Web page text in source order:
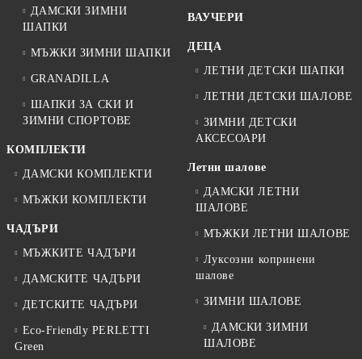
ДАМСКИ ЗИМНИ
ШАПКИ
МЪЖКИ ЗИМНИ ШАПКИ
GRANADILLA
ШАПКИ ЗА СКИ И
ЗИМНИ СПОРТОВЕ
КОМПЛЕКТИ
ДАМСКИ КОМПЛЕКТИ
МЪЖКИ КОМПЛЕКТИ
ЧАДЪРИ
МЪЖКИТЕ ЧАДЪРИ
ДАМСКИТЕ ЧАДЪРИ
ДЕТСКИТЕ ЧАДЪРИ
Eco-Friendly PERLETTI
Green
ВАУЧЕРИ
ДЕЦА
ЛЕТНИ ДЕТСКИ ШАПКИ
ЛЕТНИ ДЕТСКИ ШАЛОВЕ
ЗИМНИ ДЕТСКИ
АКСЕСОАРИ
Летни шалове
ДАМСКИ ЛЕТНИ
ШАЛОВЕ
МЪЖКИ ЛЕТНИ ШАЛОВЕ
Луксозни копринени
шалове
ЗИМНИ ШАЛОВЕ
ДАМСКИ ЗИМНИ
ШАЛОВЕ